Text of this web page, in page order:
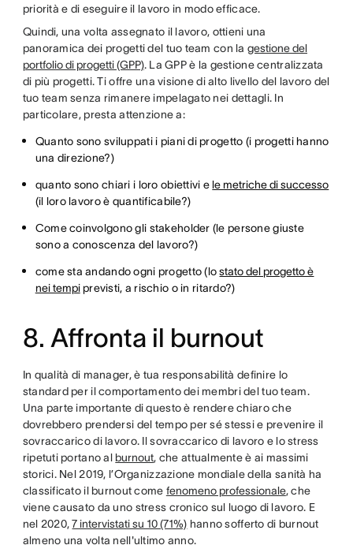
priorità e di eseguire il lavoro in modo efficace.
Quindi, una volta assegnato il lavoro, ottieni una
panoramica dei progetti del tuo team con la gestione del
portfolio di progetti (GPP). La GPP è la gestione centralizzata
di più progetti. Ti offre una visione di alto livello del lavoro del
tuo team senza rimanere impelagato nei dettagli. In
particolare, presta attenzione a:
Quanto sono sviluppati i piani di progetto (i progetti hanno
una direzione?)
quanto sono chiari i loro obiettivi ele metriche di successo
(il loro lavoro è quantificabile?)
Come coinvolgono gli stakeholder (le persone giuste
sono a conoscenza del lavoro?)
come sta andando ogni progetto (lostato del progetto è
nei tempiprevisti, a rischio o in ritardo?)
8. Affronta il burnout
In qualità di manager, è tua responsabilità definire lo
standard per il comportamento dei membri del tuo team.
Una parte importante di questo è rendere chiaro che
dovrebbero prendersi del tempo per sé stessi e prevenire il
sovraccarico di lavoro. Il sovraccarico di lavoro e lo stress
ripetuti portano al burnout, che attualmente è ai massimi
storici. Nel 2019, l’Organizzazione mondiale della sanità ha
classificato il burnout come fenomeno professionale, che
viene causato da uno stress cronico sul luogo di lavoro. E
nel 2020,7 intervistati su 10 (71%) hanno sofferto di burnout
almeno una volta nell'ultimo anno.